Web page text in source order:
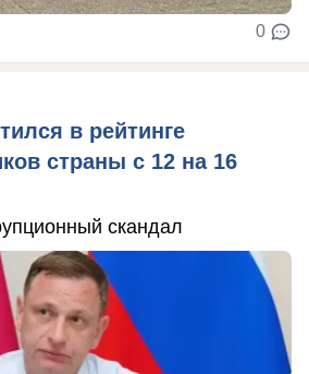
0
в рейтинге
страны с 12 на 16
скандал